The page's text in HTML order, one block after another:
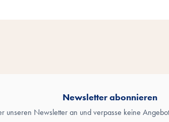
Newsletter abonnieren
unseren Newsletter an und verpasse keine